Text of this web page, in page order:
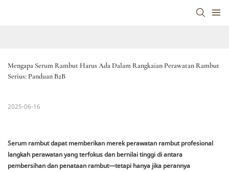
Mengapa Serum Rambut Harus Ada Dalam Rangkaian Perawatan Rambut
Serius: Panduan B2B
2025-06-16
Serum rambut dapat memberikan merek perawatan rambut profesional
langkah perawatan yang terfokus dan bernilai tinggi di antara
pembersihan dan penataan rambut—tetapi hanya jika perannya